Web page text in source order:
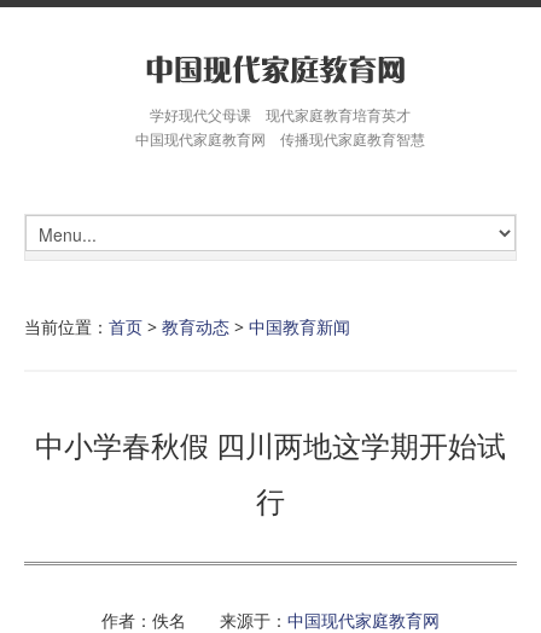
学好现代父母课 现代家庭教育培育英才
中国现代家庭教育网 传播现代家庭教育智慧
当前位置： 首页 > 教育动态 > 中国教育新闻
中小学春秋假 四川两地这学期开始试
行
作者：佚名 来源于： 中国现代家庭教育网